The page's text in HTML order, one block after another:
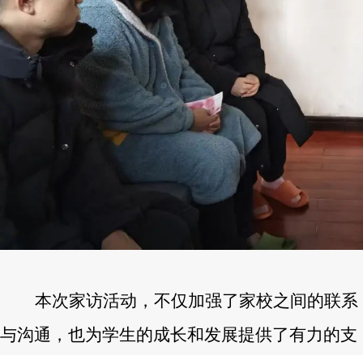
本次家访活动，不仅加强了家校之间的联系
与沟通，也为学生的成长和发展提供了有力的支